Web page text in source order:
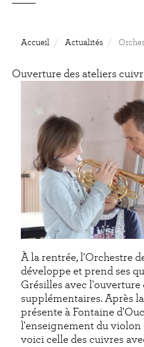
Accueil Actualités
Ouverture des ateliers
À la rentrée, l'Orchestre
développe et prend ses
Grésilles avec l'ouverture
supplémentaires. Après
présente à Fontaine
l'enseignement du violon
voici celle des cuivres